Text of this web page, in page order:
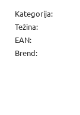
Kategorija:
Težina:
EAN:
Brend: